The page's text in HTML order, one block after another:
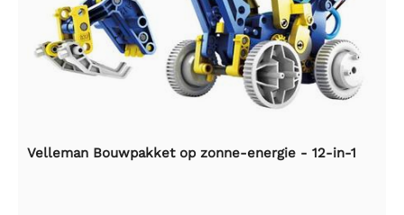
Velleman Bouwpakket op zonne-energie - 12-in-1